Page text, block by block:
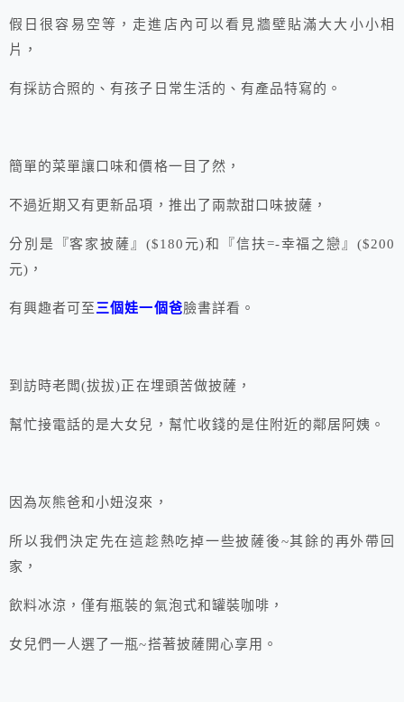
假日很容易空等，走進店內可以看見牆壁貼滿大大小小相
片，
有採訪合照的、有孩子日常生活的、有產品特寫的。
簡單的菜單讓口味和價格一目了然，
不過近期又有更新品項，推出了兩款甜口味披薩，
分別是『客家披薩』($180元)和『信扶=-幸福之戀』($200
元)，
有興趣者可至三個娃一個爸臉書詳看。
到訪時老闆(拔拔)正在埋頭苦做披薩，
幫忙接電話的是大女兒，幫忙收錢的是住附近的鄰居阿姨。
因為灰熊爸和小妞沒來，
所以我們決定先在這趁熱吃掉一些披薩後~其餘的再外帶回
家，
飲料冰涼，僅有瓶裝的氣泡式和罐裝咖啡，
女兒們一人選了一瓶~搭著披薩開心享用。